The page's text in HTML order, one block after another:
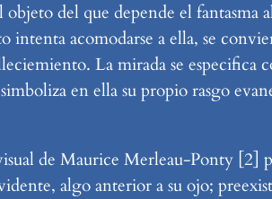
del que depende el fantasma
intenta acomodarse a ella, se
La mirada se especifica
en ella su propio rasgo
de Maurice Merleau-Ponty [2]
algo anterior a su ojo;